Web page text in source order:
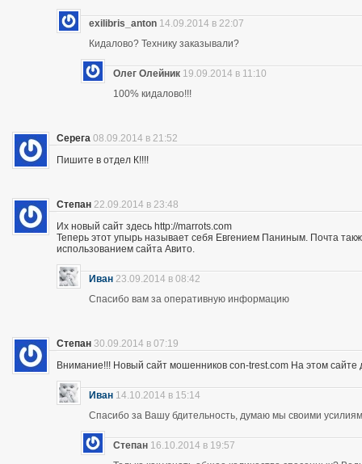
exilibris_anton 14.09.2014 в 22:07
Кидалово? Технику заказывали?
Олег Олейник 19.09.2014 в 11:10
100% кидалово!!!
Серега 08.09.2014 в 21:52
Пишите в отдел К!!!!
Степан 22.09.2014 в 23:48
Их новый сайт здесь http://marrots.com
Теперь этот упырь называет себя Евгением Паниным. Почта
использованием сайта Авито.
Иван 23.09.2014 в 08:42
Спасибо вам за оперативную информацию
Степан 30.09.2014 в 07:19
Внимание!!! Новый сайт мошенников con-trest.com На этом сайте
Иван 14.10.2014 в 15:14
Спасибо за Вашу бдительность, думаю мы своими
Степан 16.10.2014 в 19:57